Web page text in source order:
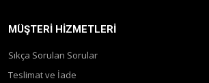
MÜŞTERI HIZMETLERI
Sıkça Sorulan Sorular
Teslimat ve İade